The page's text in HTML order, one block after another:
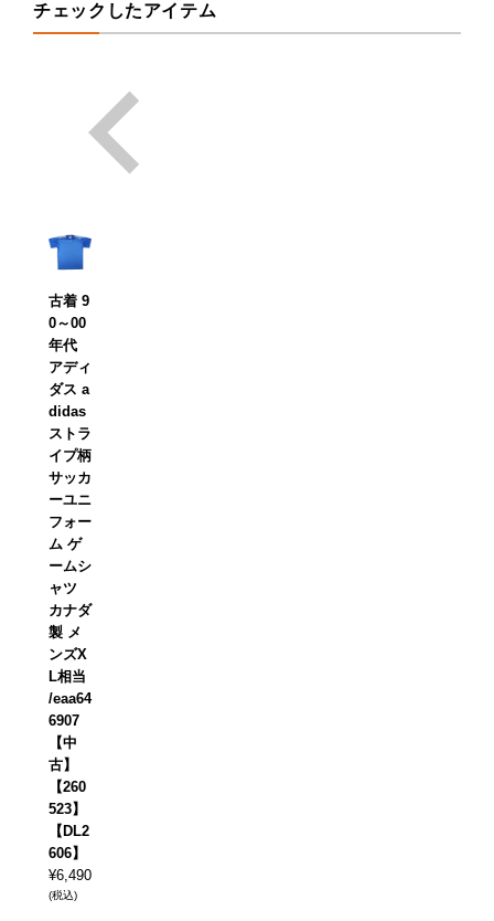
チェックしたアイテム
古着 9
0～00
年代
アディ
ダス a
didas
ストラ
イプ柄
サッカ
ーユニ
フォー
ム ゲ
ームシ
ャツ
カナダ
製 メ
ンズX
L相当
/eaa64
6907
【中
古】
【260
523】
【DL2
606】
¥6,490
(税込)